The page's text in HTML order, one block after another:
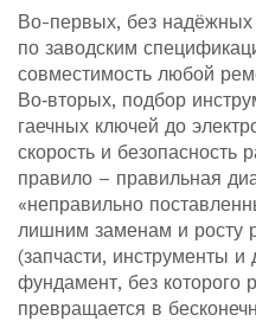
Во-первых, без надёжных
по заводским
совместимость любой
Во‑вторых, подбор
гаечных ключей до
скорость и безопасность
правило – правильная
«неправильно
лишним заменам и росту
(запчасти, инструменты и
фундамент, без которого
превращается в